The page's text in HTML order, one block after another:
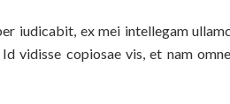
iudicabit, ex mei intellegam
vidisse copiosae vis, et nam